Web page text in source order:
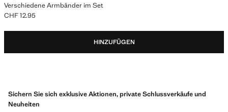
Verschiedene Armbänder im Set
Aktueller Preis [CHF 12.95 ]
CHF 12.95
HINZUFÜGEN
Sichern Sie sich exklusive Aktionen, private Schlussverkäufe und
Neuheiten